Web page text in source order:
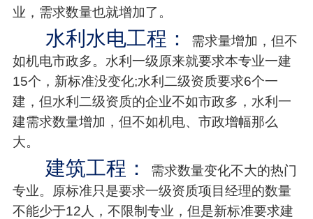
业，需求数量也就增加了。
水利水电工程：
需求量增加，但不
如机电市政多。水利一级原来就要求本专业一建
15个，新标准没变化;水利二级资质要求6个一
建，但水利二级资质的企业不如市政多，水利一
建需求数量增加，但不如机电、市政增幅那么
大。
建筑工程：
需求数量变化不大的热门
专业。原标准只是要求一级资质项目经理的数量
不能少于12人，不限制专业，但是新标准要求建